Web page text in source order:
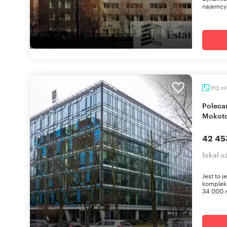
712 m2
Polecam nowoczesny biurowiec 712 m² na
42
lokal
Jest to
34 000